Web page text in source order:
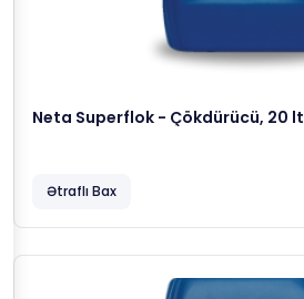
Neta Superflok - Çökdürücü, 20 lt
Ətraflı Bax